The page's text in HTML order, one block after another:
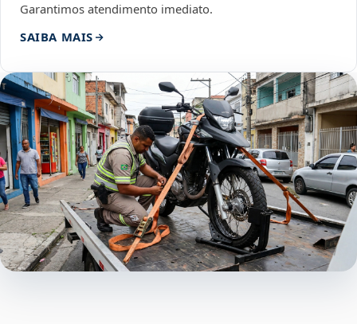
Garantimos atendimento imediato.
SAIBA MAIS